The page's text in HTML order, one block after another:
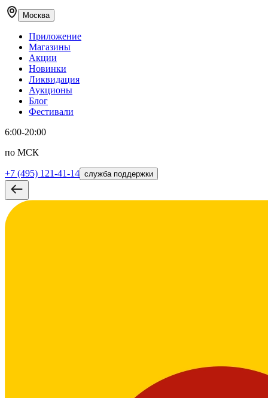
Москва
Приложение
Магазины
Акции
Новинки
Ликвидация
Аукционы
Блог
Фестивали
6:00-20:00
по МСК
+7 (495) 121-41-14 служба поддержки